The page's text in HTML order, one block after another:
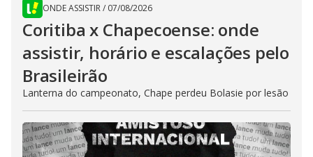
ONDE ASSISTIR/ 07/08/2026
Coritiba x Chapecoense: onde
assistir, horário e escalações pelo
Brasileirão
Lanterna do campeonato, Chape perdeu Bolasie por lesão